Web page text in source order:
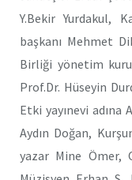
Y.Bekir Yurdakul,
başkanı Mehmet
Birliği yönetim
Prof.Dr. Hüseyin
Etki yayınevi adına
Aydın Doğan,
yazar Mine Ömer,